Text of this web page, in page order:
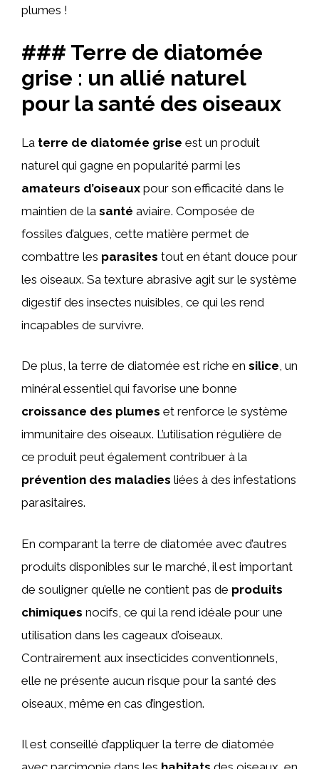
plumes !
### Terre de diatomée
grise : un allié naturel
pour la santé des oiseaux
La terre de diatomée grise est un produit
naturel qui gagne en popularité parmi les
amateurs d’oiseaux pour son efficacité dans le
maintien de la santé aviaire. Composée de
fossiles d’algues, cette matière permet de
combattre les parasites tout en étant douce pour
les oiseaux. Sa texture abrasive agit sur le système
digestif des insectes nuisibles, ce qui les rend
incapables de survivre.
De plus, la terre de diatomée est riche en silice, un
minéral essentiel qui favorise une bonne
croissance des plumes et renforce le système
immunitaire des oiseaux. L’utilisation régulière de
ce produit peut également contribuer à la
prévention des maladies liées à des infestations
parasitaires.
En comparant la terre de diatomée avec d’autres
produits disponibles sur le marché, il est important
de souligner qu’elle ne contient pas de produits
chimiques nocifs, ce qui la rend idéale pour une
utilisation dans les cageaux d’oiseaux.
Contrairement aux insecticides conventionnels,
elle ne présente aucun risque pour la santé des
oiseaux, même en cas d’ingestion.
Il est conseillé d’appliquer la terre de diatomée